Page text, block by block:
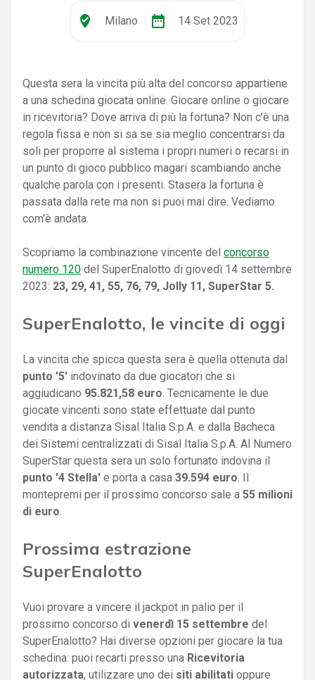
where_to_vote Milano date_range 14 Set 2023
Questa sera la vincita più alta del concorso appartiene
a una schedina giocata online. Giocare online o giocare
in ricevitoria? Dove arriva di più la fortuna? Non c'è una
regola fissa e non si sa se sia meglio concentrarsi da
soli per proporre al sistema i propri numeri o recarsi in
un punto di gioco pubblico magari scambiando anche
qualche parola con i presenti. Stasera la fortuna è
passata dalla rete ma non si puoi mai dire. Vediamo
com'è andata.
Scopriamo la combinazione vincente del concorso
numero 120 del SuperEnalotto di giovedì 14 settembre
2023: 23, 29, 41, 55, 76, 79, Jolly 11, SuperStar 5.
SuperEnalotto, le vincite di oggi
La vincita che spicca questa sera è quella ottenuta dal
punto '5' indovinato da due giocatori che si
aggiudicano 95.821,58 euro . Tecnicamente le due
giocate vincenti sono state effettuate dal punto
vendita a distanza Sisal Italia S.p.A. e dalla Bacheca
dei Sistemi centralizzati di Sisal Italia S.p.A. Al Numero
SuperStar questa sera un solo fortunato indovina il
punto '4 Stella' e porta a casa 39.594 euro . Il
montepremi per il prossimo concorso sale a 55 milioni
di euro
Prossima estrazione
SuperEnalotto
Vuoi provare a vincere il jackpot in palio per il
prossimo concorso di venerdì 15 settembre del
SuperEnalotto? Hai diverse opzioni per giocare la tua
schedina: puoi recarti presso una Ricevitoria
autorizzata, utilizzare uno dei siti abilitati oppure